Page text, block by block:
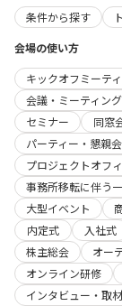
条件から探す
会場の使い方
キックオフミーテ
会議・ミーティング
セミナー
同窓
パーティー・懇親
プロジェクトオフ
事務所移転に伴う
大型イベント
内定式
入社式
株主総会
オー
オンライン研修
インタビュー・取材